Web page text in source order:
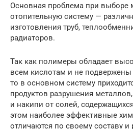
Основная проблема при выборе
отопительную систему —
изготовления труб,
радиаторов.
Так как полимеры обладает
всем кислотам и не подвержены
то в основном систему
продуктов разрушения
и накипи от солей,
этом наиболее эффективные
отличаются по своему составу и